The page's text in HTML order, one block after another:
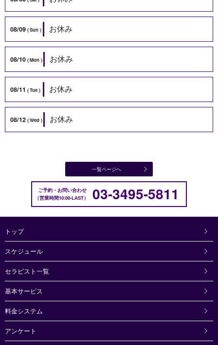
08/09 Sun お休み
08/10 Mon お休み
08/11 Tue お休み
08/12 Wed お休み
一覧ページへ
ご予約・お問い合わせ 03-3495-5811
営業時間10:00-LAST
トップ
スケジュール
セラピスト一覧
基本サービス
料金システム
アンケート